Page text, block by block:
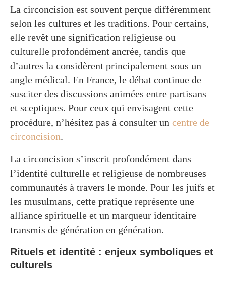
La circoncision est souvent perçue différemment
selon les cultures et les traditions. Pour certains,
elle revêt une signification religieuse ou
culturelle profondément ancrée, tandis que
d’autres la considèrent principalement sous un
angle médical. En France, le débat continue de
susciter des discussions animées entre partisans
et sceptiques. Pour ceux qui envisagent cette
procédure, n’hésitez pas à consulter un centre de
circoncision.
La circoncision s’inscrit profondément dans
l’identité culturelle et religieuse de nombreuses
communautés à travers le monde. Pour les juifs et
les musulmans, cette pratique représente une
alliance spirituelle et un marqueur identitaire
transmis de génération en génération.
Rituels et identité : enjeux symboliques et
culturels